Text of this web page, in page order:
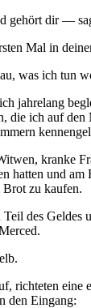
gehört dir —
Mal in
was ich tun
jahrelang
die ich auf
kranke
hatten und am
zu kaufen.
des Geldes
richteten eine
den Eingang: